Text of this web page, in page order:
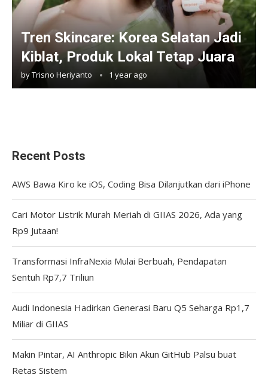
Tren Skincare: Korea Selatan Jadi
Kiblat, Produk Lokal Tetap Juara
byTrisno Heriyanto 1 year ago
Recent Posts
AWS Bawa Kiro ke iOS, Coding Bisa Dilanjutkan dari iPhone
Cari Motor Listrik Murah Meriah di GIIAS 2026, Ada yang
Rp9 Jutaan!
Transformasi InfraNexia Mulai Berbuah, Pendapatan
Sentuh Rp7,7 Triliun
Audi Indonesia Hadirkan Generasi Baru Q5 Seharga Rp1,7
Miliar di GIIAS
Makin Pintar, AI Anthropic Bikin Akun GitHub Palsu buat
Retas Sistem